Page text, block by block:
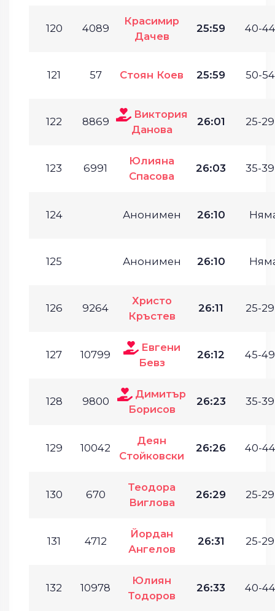
120 4089
Красимир
Дачев
25:59 40-
121 57 Стоян Коев 25:59 50-
122 8869
Виктория
Данова
26:01 25-
123 6991
Юлияна
Спасова
26:03 35-
124 Анонимен 26:10
125 Анонимен 26:10
126 9264
Христо
Кръстев
26:11 25-
127 10799
Евгени
Бевз
26:12 45-
128 9800
Димитър
Борисов
26:23 35-
129 10042
Деян
Стойковски
26:26 40-
130 670
Теодора
Виглова
26:29 25-
131 4712
Йордан
Ангелов
26:31 25-
132 10978
Юлиян
Тодоров
26:33 40-